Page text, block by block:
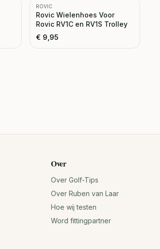
ROVIC
Rovic Wielenhoes Voor
Rovic RV1C en RV1S Trolley
€ 9,95
Over
Over Golf-Tips
Over Ruben van Laar
Hoe wij testen
Word fittingpartner